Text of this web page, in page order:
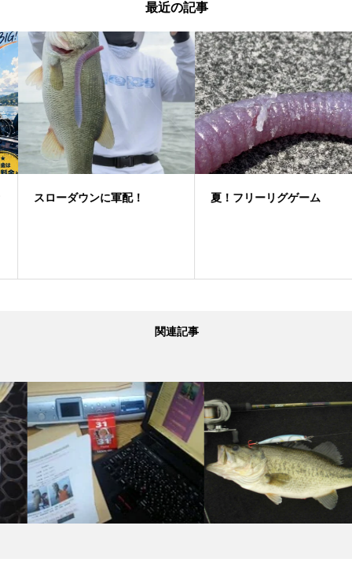
最近の記事
スローダウンに軍配！ 夏！フリーリグゲーム
関連記事